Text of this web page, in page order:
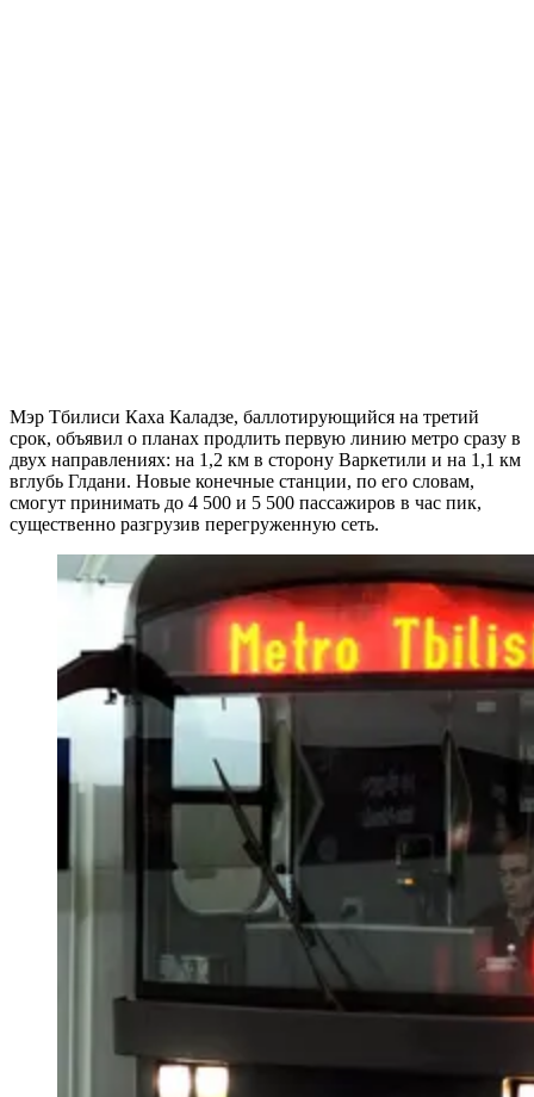
Мэр Тбилиси Каха Каладзе, баллотирующийся на третий
срок, объявил о планах продлить первую линию метро сразу в
двух направлениях: на 1,2 км в сторону Варкетили и на 1,1 км
вглубь Глдани. Новые конечные станции, по его словам,
смогут принимать до 4 500 и 5 500 пассажиров в час пик,
существенно разгрузив перегруженную сеть.